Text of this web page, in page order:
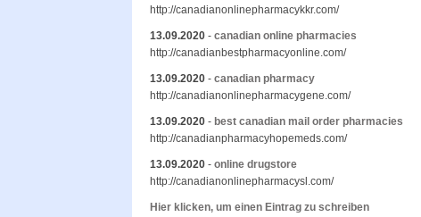
http://canadianonlinepharmacykkr.com/
13.09.2020 - canadian online pharmacies
http://canadianbestpharmacyonline.com/
13.09.2020 - canadian pharmacy
http://canadianonlinepharmacygene.com/
13.09.2020 - best canadian mail order pharmacies
http://canadianpharmacyhopemeds.com/
13.09.2020 - online drugstore
http://canadianonlinepharmacysl.com/
Hier klicken, um einen Eintrag zu schreiben